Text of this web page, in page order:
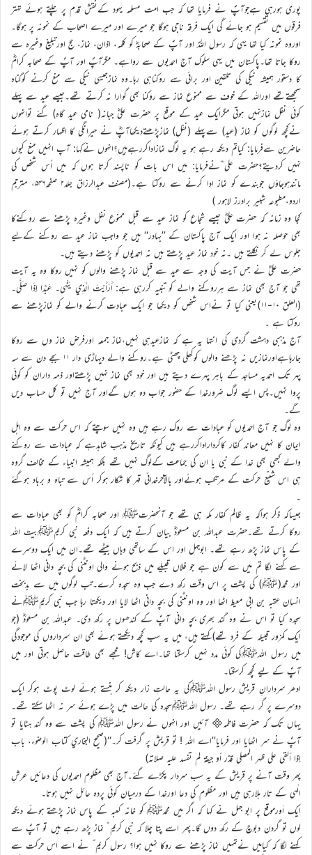
پوری ہورہی ہےجوآپؐ نے فرمایا تھا کہ جب امت مسلمہ یہود کےنقش قدم پر چلتے ہوئے تہتر
فرقوں میں تقسیم ہو جائے گی ایک فرقہ ناجی ہوگا جو میرے اور میرے اصحاب کے نمونہ پر ہوگا۔
اوروہ نمونہ کیا تھا یہی کہ رسول اللہؐ اور آپؐ کے صحابہؓ کو کلمہ، اذان، نماز، حج اورتبلیغ وغیرہ سے
روکا جاتا تھا۔پاکستان میں یہی سلوک آج احمدیوں سے رواہے۔ مگرآپؐ اور آپؐ کے صحابہ کرامؓ
کا دستور ہمیشہ نیکی کی تلقین اور برائی سے روکناہی رہا۔وہ نمازجیسی نیکی سے منع کرنے کوگناہ
سمجھتےتھے اوراللہ کے خوف سے ممنوع نماز سے روکنا بھی گوارا نہ کرتے تھے۔جیسے عید سے پہلے
کوئی نفل نمازنہیں ہوتی مگرایک عید کے موقع پر حضرت علیؓ جبانہ( نامی عید گاہ) گئے توانہوں
نےکچھ لوگوں کو نماز (عید) سےپہلے (نفل) نمازپڑھتےدیکھاآپؓ نے حیرانگی کا اظہار کرتے ہوئے
حاضرین سےفرمایا: کیاتم دیکھ رہے ہو یہ لوگ نمازاداکررہےہیں؟انہوں نےکہا: آپ انہیں منع کیوں
نہیں کردیتے؟حضرت علی ؓنےفرمایا: میں اس بات کو ناپسند کرتا ہوں کہ میں اُس شخص کی
مانندہوجاؤں جوبندے کو نماز ادا کرنے سے روکتا ہے۔(مصنف عبدالرزاق جلد۲ صفحہ۵۴۶، مترجم
اردو،مطبوعہ شبیر برادرز لاہور )
کجا وہ زمانہ کہ حضرت علیؓ جیسے شجاع کو نماز عید سے قبل ممنوع نفل وغیرہ پڑھنے سے روکنےکا
بھی حوصلہ نہ ہوا اور ایک آج پاکستان کے ’’بہادر‘‘ ہیں جو واجب نماز عید سے روکنے کےلیے
جلوس لے کر نکلتے ہیں ۔نہ خود نماز عید پڑھتے ہیں نہ احمدیوں کو پڑھنے دیتے ہیں۔
حضرت علیؓ نے جس آیت کی وجہ سے عید سے قبل نماز پڑھنے والوں کو نہیں روکا وہ یہ آیت
تھی جو آج بھی نماز سے ہرروکنے والے کو تنبیہ کررہی ہے: أَرَأَيْتَ الَّذِي يَنْهَى۔ عَبْدًا إِذَا صَلَّى۔
(العلق ۱۰-۱۱)یعنی کیا تو نےاس شخص کو دیکھا جو ایک عبادت کرنے والے کو نمازپڑھنے سے
روکتا ہے ۔
آج مذہبی دہشت گردی کی انتہا یہ ہے کہ نمازعیدہی نہیں،نماز جمعہ اورفرض نماز وں سے روکا
جارہاہےاورنمازیں نہ پڑھنے والوں کوکھلی چھٹی ہے۔روکنے والے دیہاڑی دار ۱۱ بجے دن سے سہ
پہر تک احمدیہ مساجد کے باہر پہرے دیتے ہیں اور خود بھی نماز نہیں پڑھتےاور ذمہ داران کو کوئی
پروا نہیں۔پس ایسے لوگ ضرورخدا کے حضور جواب دہ ہوں گےاور آج نہیں تو کل حساب دیں
گے۔
وہ لوگ جو آج احمدیوں کو عبادات سے روک رہے ہیں وہ نہیں سوچتے کہ اس حرکت سے وہ اہل
ایمان کا نہیں معاند کفار کاکرداراداکررہے ہیں کیونکہ تاریخ مذہب شاہدہے کہ عبادات سے روکنے
والے کبھی بھی خدا کے نبی یا ان کی جماعت کےلوگ نہیں تھے بلکہ ہمیشہ انبیاء کے مخالف گروہ
ہی اس شنیع حرکت کے مرتکب ہوئےاور بالآخرخدائی قہر کا شکار ہوکر اُس سے تباہ و برباد ہوگئے
۔
جیساکہ ذکر ہواکہ یہ ظالم کفار مکہ ہی تھے جو آنحضرتﷺ اور صحابہ کرامؓ کو بھی عبادات سے
روکا کرتے تھے۔حضرت عبداللہ بن مسعودؓ بیان کرتے ہیں کہ ایک دفعہ نبی کریمﷺبیت اللہ
کے پاس نماز پڑھ رہے تھے۔ ابوجہل اور اس کے ساتھی وہاں بیٹھے تھے۔ان میں ایک دوسرے
سے کہنے لگا تم میں سے کون ہے جو فلاں قبیلے میں ذبح ہونے والی اونٹنی کی بچہ دانی اٹھا لائے
اور محمد(ﷺ) کی پشت پر اس وقت رکھ دے جب وہ سجدہ کرے۔تب لوگوں میں سے بدبخت
انسان عقبہ بن ابی معیط اٹھا اور وہ اونٹنی کی بچہ دانی اٹھا لایا اور دیکھتا رہا جب نبی کریمﷺنے
سجدہ کیا تو اس نے وہ گند بھری بچہ دانی آپؐ کے کندھوں پر رکھ دی۔ عبداللہ بن مسعودؓ (جو
ایک کمزور قبیلہ کے فرد تھے)کہتے ہیں، میں یہ سب کچھ دیکھتے ہوئے بھی ان سرداروں کی موجودگی
میں رسول اللہﷺکی کوئی مدد نہیں کرسکتا تھا۔اے کاش! مجھے بھی طاقت حاصل ہوتی اور میں
آپؐ کے لیے کچھ کرسکتا۔
ادھر سردارانِ قریش رسول اللہﷺکی یہ حالتِ زار دیکھ کر ہنستے ہوئے لوٹ پوٹ ہوکر ایک
دوسرے پر گر رہے تھے۔ رسول اللہﷺسجدہ کی حالت میں پڑے ہوئے سر نہ اٹھا سکتے تھے۔
یہاں تک کہ حضرت فاطمہ آئیں اور انہوں نے رسول اللہﷺ کی پشت سے وہ گند ہٹایا تو
آپؐ نے سر اٹھایا اور فرمایا’’اے اللہ ! تو قریش پر گرفت کر۔‘‘(صحيح البخاري كتاب الوضوء، باب
إذا ألقي على ظهر المصلي قذر أو جيفة لم تفسد عليه صلاته)
پھر وقت آنے پر قریش کے یہ سب سردار پکڑے گئے۔آج بھی مظلوم احمدیوں کی دعائیں عرشِ
الٰہی کے تار ہلارہی ہیں اور مظلوم کی دعا اورخدا کے درمیان کوئی پردہ حائل نہیں ہوتا۔
ایک اَورموقع پر ابو جہل نے کہا کہ اگر میں محمدﷺ کو خانہ کعبہ کے پاس نماز پڑھتے ہوئے دیکھ
لوں تو گردن دبوچ کے رکھ دوں گا۔پھر اسے پتا چلا کہ نبی کریم ؐ نماز پڑھ رہے ہیں تو آپؐ سے
کہنے لگا کہ کیامیں نےتمہیں نماز پڑھنے سے روکا نہیں ہوا؟ رسول کریم ؐ نے اسے اس حرکت سے